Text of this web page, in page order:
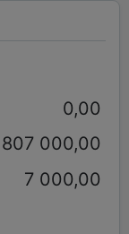
0,00
000,00
7 000,00